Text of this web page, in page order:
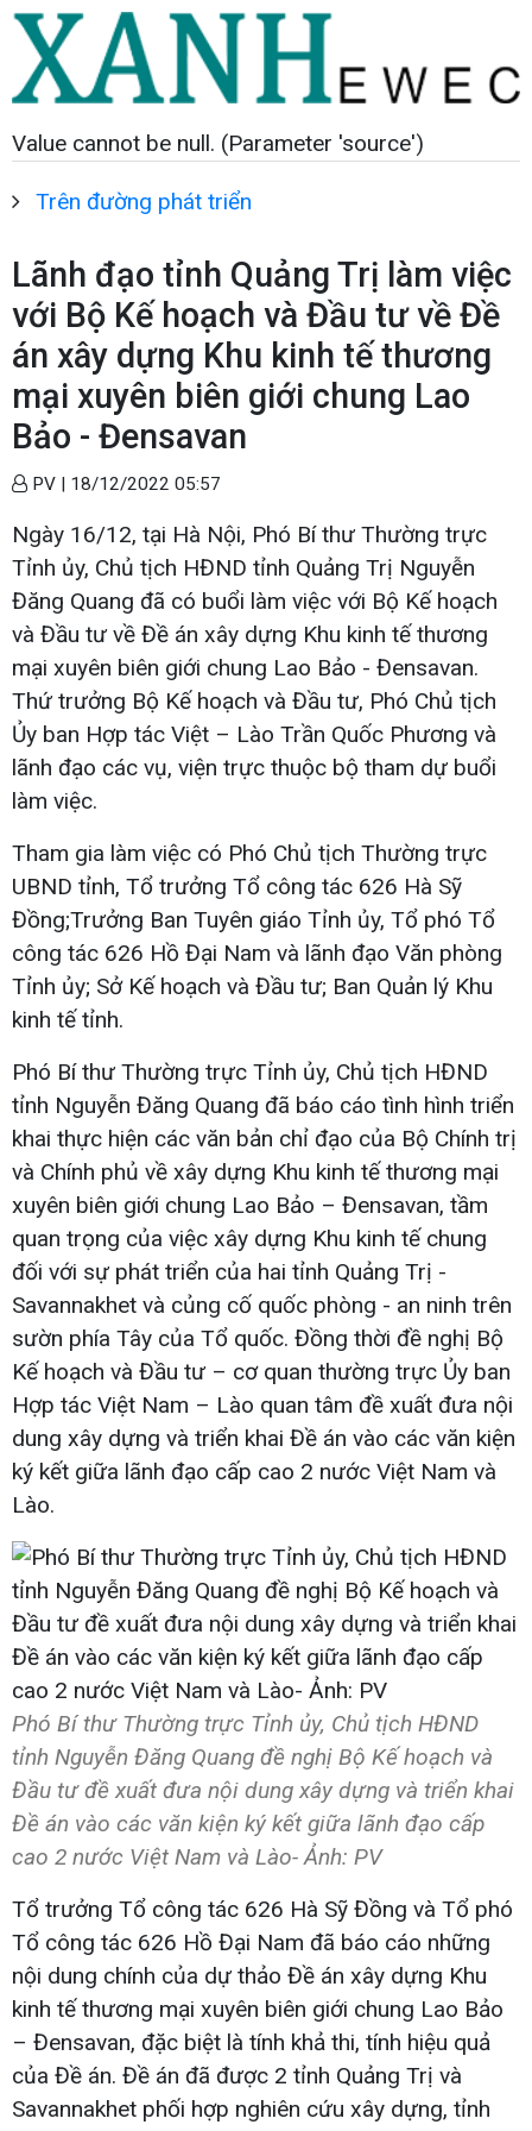
Value cannot be null. (Parameter 'source')
Trên đường phát triển
Lãnh đạo tỉnh Quảng Trị làm việc
với Bộ Kế hoạch và Đầu tư về Đề
án xây dựng Khu kinh tế thương
mại xuyên biên giới chung Lao
Bảo - Đensavan
PV | 18/12/2022 05:57
Ngày 16/12, tại Hà Nội, Phó Bí thư Thường trực
Tỉnh ủy, Chủ tịch HĐND tỉnh Quảng Trị Nguyễn
Đăng Quang đã có buổi làm việc với Bộ Kế hoạch
và Đầu tư về Đề án xây dựng Khu kinh tế thương
mại xuyên biên giới chung Lao Bảo - Đensavan.
Thứ trưởng Bộ Kế hoạch và Đầu tư, Phó Chủ tịch
Ủy ban Hợp tác Việt – Lào Trần Quốc Phương và
lãnh đạo các vụ, viện trực thuộc bộ tham dự buổi
làm việc.
Tham gia làm việc có Phó Chủ tịch Thường trực
UBND tỉnh, Tổ trưởng Tổ công tác 626 Hà Sỹ
Đồng;Trưởng Ban Tuyên giáo Tỉnh ủy, Tổ phó Tổ
công tác 626 Hồ Đại Nam và lãnh đạo Văn phòng
Tỉnh ủy; Sở Kế hoạch và Đầu tư; Ban Quản lý Khu
kinh tế tỉnh.
Phó Bí thư Thường trực Tỉnh ủy, Chủ tịch HĐND
tỉnh Nguyễn Đăng Quang đã báo cáo tình hình triển
khai thực hiện các văn bản chỉ đạo của Bộ Chính trị
và Chính phủ về xây dựng Khu kinh tế thương mại
xuyên biên giới chung Lao Bảo – Đensavan, tầm
quan trọng của việc xây dựng Khu kinh tế chung
đối với sự phát triển của hai tỉnh Quảng Trị -
Savannakhet và củng cố quốc phòng - an ninh trên
sườn phía Tây của Tổ quốc. Đồng thời đề nghị Bộ
Kế hoạch và Đầu tư – cơ quan thường trực Ủy ban
Hợp tác Việt Nam – Lào quan tâm đề xuất đưa nội
dung xây dựng và triển khai Đề án vào các văn kiện
ký kết giữa lãnh đạo cấp cao 2 nước Việt Nam và
Lào.
Phó Bí thư Thường trực Tỉnh ủy, Chủ tịch HĐND
tỉnh Nguyễn Đăng Quang đề nghị Bộ Kế hoạch và
Đầu tư đề xuất đưa nội dung xây dựng và triển khai
Đề án vào các văn kiện ký kết giữa lãnh đạo cấp
cao 2 nước Việt Nam và Lào- Ảnh: PV
Tổ trưởng Tổ công tác 626 Hà Sỹ Đồng và Tổ phó
Tổ công tác 626 Hồ Đại Nam đã báo cáo những
nội dung chính của dự thảo Đề án xây dựng Khu
kinh tế thương mại xuyên biên giới chung Lao Bảo
– Đensavan, đặc biệt là tính khả thi, tính hiệu quả
của Đề án. Đề án đã được 2 tỉnh Quảng Trị và
Savannakhet phối hợp nghiên cứu xây dựng, tỉnh